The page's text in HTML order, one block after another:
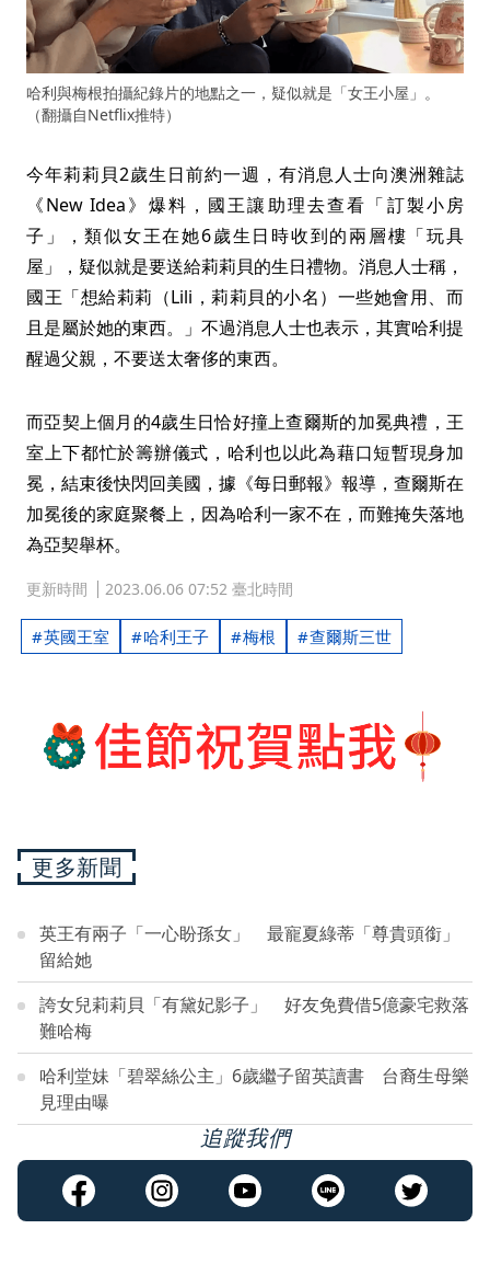
哈利與梅根拍攝紀錄片的地點之一，疑似就是「女王小屋」。
（翻攝自Netflix推特）
今年莉莉貝2歲生日前約一週，有消息人士向澳洲雜誌
《New Idea》爆料，國王讓助理去查看「訂製小房
子」，類似女王在她6歲生日時收到的兩層樓「玩具
屋」，疑似就是要送給莉莉貝的生日禮物。消息人士稱，
國王「想給莉莉（Lili，莉莉貝的小名）一些她會用、而
且是屬於她的東西。」不過消息人士也表示，其實哈利提
醒過父親，不要送太奢侈的東西。
而亞契上個月的4歲生日恰好撞上查爾斯的加冕典禮，王
室上下都忙於籌辦儀式，哈利也以此為藉口短暫現身加
冕，結束後快閃回美國，據《每日郵報》報導，查爾斯在
加冕後的家庭聚餐上，因為哈利一家不在，而難掩失落地
為亞契舉杯。
更新時間 2023.06.06 07:52 臺北時間
英國王室 哈利王子 梅根 查爾斯三世
更多新聞
英王有兩子「一心盼孫女」 最寵夏綠蒂「尊貴頭銜」
留給她
誇女兒莉莉貝「有黛妃影子」 好友免費借5億豪宅救落
難哈梅
哈利堂妹「碧翠絲公主」6歲繼子留英讀書 台裔生母樂
見理由曝
追蹤我們